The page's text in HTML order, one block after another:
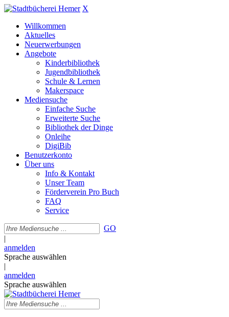
X
Willkommen
Aktuelles
Neuerwerbungen
Angebote
Kinderbibliothek
Jugendbibliothek
Schule & Lernen
Makerspace
Mediensuche
Einfache Suche
Erweiterte Suche
Bibliothek der Dinge
Onleihe
DigiBib
Benutzerkonto
Über uns
Info & Kontakt
Unser Team
Förderverein Pro Buch
FAQ
Service
GO
|
anmelden
Sprache auswählen
|
anmelden
Sprache auswählen